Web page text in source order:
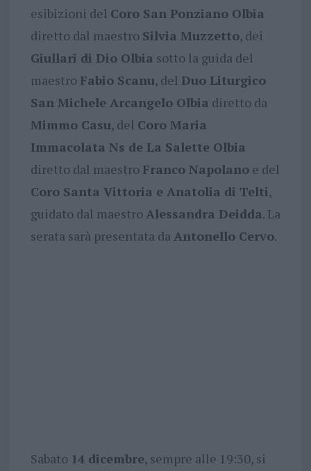
esibizioni del Coro San Ponziano Olbia
diretto dal maestro Silvia Muzzetto, dei
Giullari di Dio Olbia sotto la guida del
maestro Fabio Scanu, del Duo Liturgico
San Michele Arcangelo Olbia diretto da
Mimmo Casu, del Coro Maria
Immacolata Ns de La Salette Olbia
diretto dal maestro Franco Napolanoe del
Coro Santa Vittoria e Anatolia di Telti,
guidato dal maestroAlessandra Deidda. La
serata sarà presentata da Antonello Cervo.
Sabato 14 dicembre, sempre alle 19:30, si